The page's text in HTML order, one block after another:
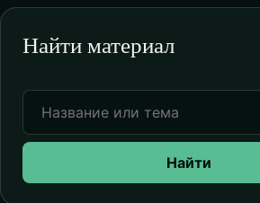
Найти материал
Найти